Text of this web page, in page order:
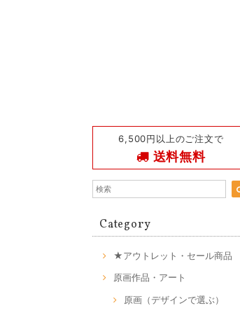
6,500円以上のご注文で
送料無料
Category
★アウトレット・セール商品
原画作品・アート
原画（デザインで選ぶ）